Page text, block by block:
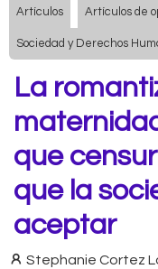
Artículos Artículos de
Sociedad y Derechos
La
que
que la
aceptar
Stephanie Cortez